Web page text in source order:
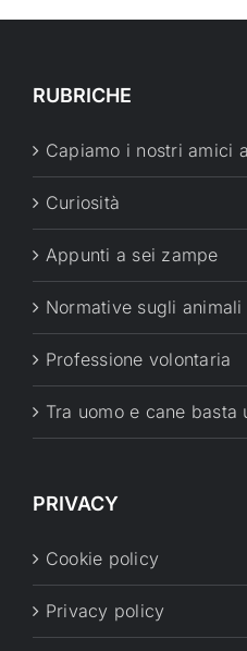
RUBRICHE
Capiamo i nostri amici
Curiosità
Appunti a sei zampe
Normative sugli animali
Professione volontaria
Tra uomo e cane basta
PRIVACY
Cookie policy
Privacy policy